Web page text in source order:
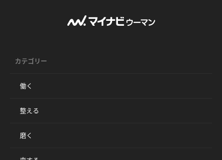
カテゴリー
働く
整える
磨く